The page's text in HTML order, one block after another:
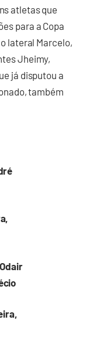
atletas que
para a Copa
lateral Marcelo,
Jheimy,
já disputou a
também